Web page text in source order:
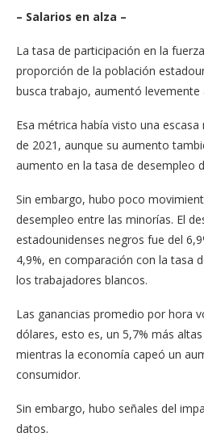
– Salarios en alza –
La tasa de participación en la
proporción de la población
busca trabajo, aumentó levemente
Esa métrica había visto una
de 2021, aunque su aumento
aumento en la tasa de desempleo
Sin embargo, hubo poco
desempleo entre las minorías. El
estadounidenses negros fue del
4,9%, en comparación con la tasa
los trabajadores blancos.
Las ganancias promedio por hora
dólares, esto es, un 5,7% más
mientras la economía capeó un
consumidor.
Sin embargo, hubo señales del
datos.